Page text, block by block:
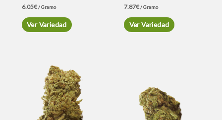
6.05€/ Gramo
Ver Variedad
7.87€/ Gramo
Ver Variedad